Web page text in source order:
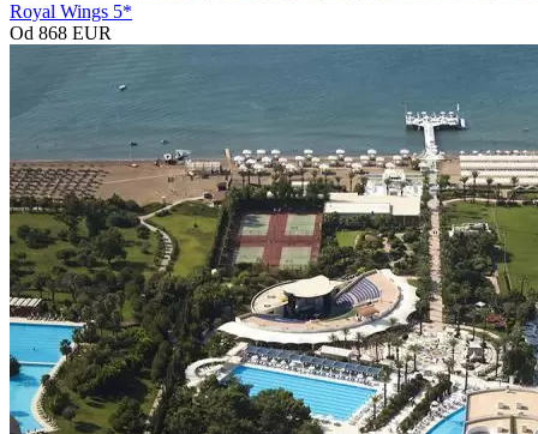
Royal Wings 5*
Od 868 EUR